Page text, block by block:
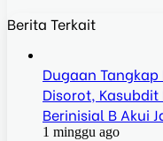
Berita Terkait
Dugaan
Disorot,
Berinisial B Akui
1 minggu ago